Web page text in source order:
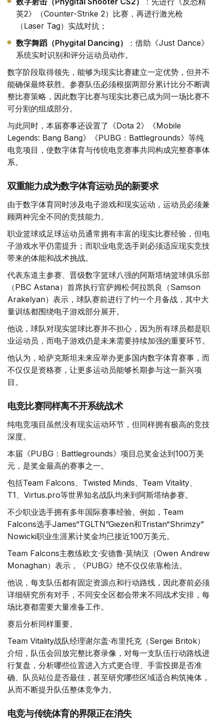
英2》（Counter-Strike 2）比赛，再进行激光枪
（Laser Tag）实战对抗；
数字舞蹈（Phygital Dancing）
：借助《Just Dance》
系统实时识别和评分运动员动作。
数字阶段取得领先，能够为现实比赛建立一定优势，但并不
能确保最终获胜。参赛队伍必须根据两部分累计比分不断调
整比赛策略，因此数字比赛与现实比赛已成为同一场比赛不
可分割的组成部分。
与此同时，本届赛事还设置了《Dota 2》《Mobile
Legends: Bang Bang》《PUBG：Battlegrounds》等纯
电竞项目，使数字体育与传统电竞赛事共同构成完整赛事体
系。
双重能力成为数字体育运动员的新要求
由于数字体育同时涉及电子游戏和现实运动，运动员必须兼
顾两种完全不同的竞技能力。
职业篮球或足球运动员通常拥有丰富的现实比赛经验，但电
子游戏水平仍需提升；而职业电竞选手则必须适应现实竞技
带来的体能和战术挑战。
代表东道主参赛、晋级数字篮球八强的阿斯塔纳篮球俱乐部
（PBC Astana）首席执行官萨姆松·阿拉凯良（Samson
Arakelyan）表示，球队赛前进行了约一个月备战，其中大
量训练都围绕电子游戏部分展开。
他说，球队对现实篮球比赛并不担心，因为所有球员都是职
业运动员，而电子游戏仍是未来需要持续加强的重要环节。
他认为，哈萨克斯坦未来应举办更多国内数字体育赛事，而
不仅仅是资格赛，让更多运动员能够长期参与这一新兴项
目。
电竞比赛同样离不开系统战术
纯电竞项目虽然没有现实运动环节，但同样拥有极高的竞技
深度。
本届《PUBG：Battlegrounds》项目总奖金达到100万美
元，是奖金最高的赛事之一。
包括Team Falcons、Twisted Minds、Team Vitality、
T1、Virtus.pro等世界知名战队均来到阿斯塔纳参赛。
不少职业选手拥有多年国际赛事经验。例如，Team
Falcons选手James“TGLTN”Giezen和Tristan“Shrimzy”
Nowicki职业生涯累计奖金均已接近100万美元。
Team Falcons主教练欧文·安德鲁·莫纳汉（Owen Andrew
Monaghan）表示，《PUBG》绝不仅仅依靠枪法。
他说，每支队伍都有固定资源点和行动路线，因此赛前必须
详细研究所有对手，不同安全区都会带来不同战术安排，每
场比赛都需要大量准备工作。
赛后分析同样重要。
Team Vitality战队经理谢尔盖·布里托克（Sergei Britok）
介绍，队伍会回放完整比赛录像，对每一支队伍行动路线进
行复盘，分析哪些位置进入方式更合理、手雷投掷是否准
确、队员站位是否最佳，甚至研究哪些区域适合构筑掩体，
从而不断提升队伍整体竞争力。
电竞与传统体育的界限正在消失